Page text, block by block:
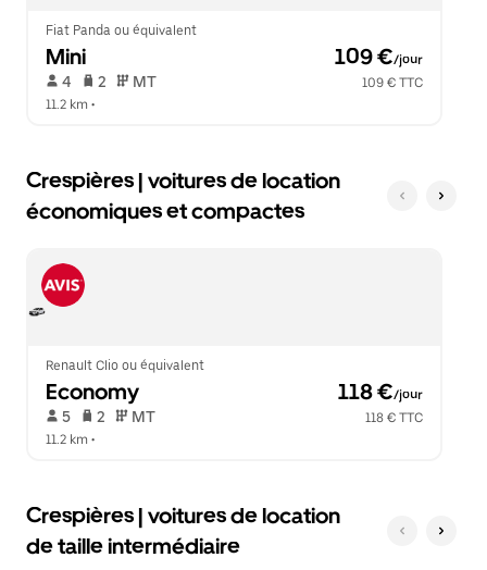
calendrier.
Fiat Panda ou équivalent
Mini 109 €/jour
4 2 MT
109 € TTC
11.2 km •
Crespières | voitures de location
économiques et compactes
Renault Clio ou équivalent
Economy 118 €/jour
5 2 MT
118 € TTC
11.2 km •
Crespières | voitures de location
de taille intermédiaire